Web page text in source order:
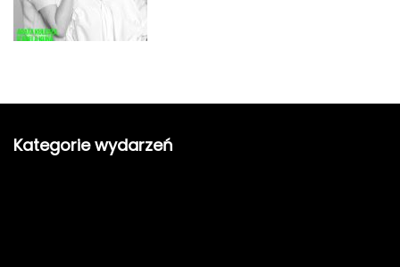
Kategorie wydarzeń